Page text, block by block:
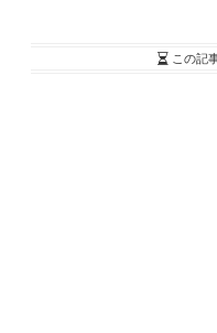
この記